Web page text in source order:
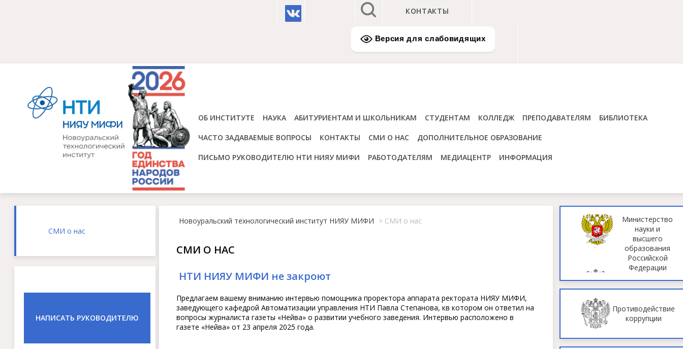
КОНТАКТЫ
Версия для слабовидящих
ОБ ИНСТИТУТЕ НАУКА АБИТУРИЕНТАМ И ШКОЛЬНИКАМ СТУДЕНТАМ КОЛЛЕДЖ ПРЕПОДАВАТЕЛЯМ БИБЛИОТЕКА
ЧАСТО ЗАДАВАЕМЫЕ ВОПРОСЫ КОНТАКТЫ СМИ О НАС ДОПОЛНИТЕЛЬНОЕ ОБРАЗОВАНИЕ
ПИСЬМО РУКОВОДИТЕЛЮ НТИ НИЯУ МИФИ РАБОТОДАТЕЛЯМ МЕДИАЦЕНТР ИНФОРМАЦИЯ
СМИ о нас
НАПИСАТЬ РУКОВОДИТЕЛЮ
Новоуральский технологический институт НИЯУ МИФИ > СМИ о нас
СМИ О НАС
НТИ НИЯУ МИФИ не закроют
Предлагаем вашему вниманию интервью помощника проректора аппарата ректората НИЯУ МИФИ,
заведующего кафедрой Автоматизации управления НТИ Павла Степанова, кв котором он ответил на
вопросы журналиста газеты «Нейва» о развитии учебного заведения. Интервью расположено в
газете «Нейва» от 23 апреля 2025 года.
Министерство
науки и
высшего
образования
Российской
Федерации
Противодействие
коррупции